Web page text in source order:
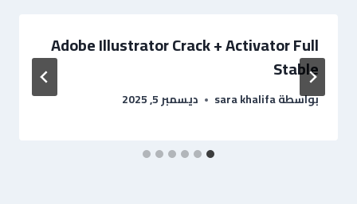
Adobe Illustrator Crack + Activator Full
Stable
بواسطةsara khalifa ديسمبر 5, 2025